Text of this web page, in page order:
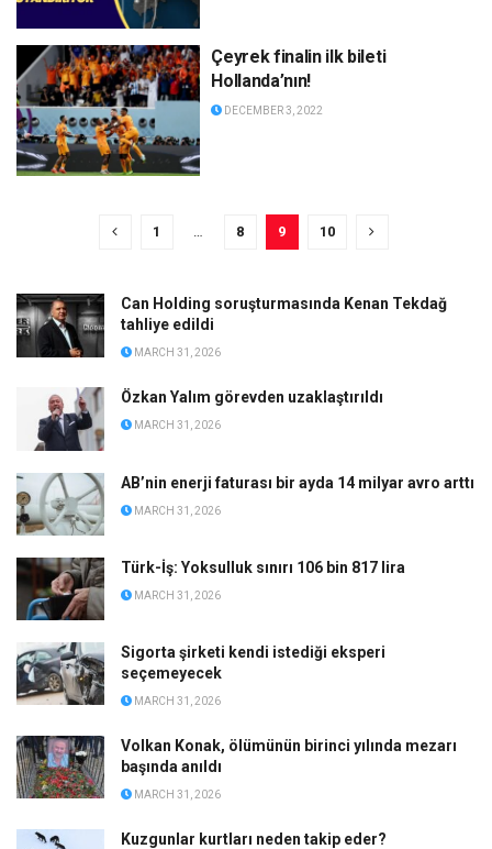
Çeyrek finalin ilk bileti
Hollanda’nın!
DECEMBER 3, 2022
1 … 8 9 10
Can Holding soruşturmasında Kenan Tekdağ
tahliye edildi
MARCH 31, 2026
Özkan Yalım görevden uzaklaştırıldı
MARCH 31, 2026
AB’nin enerji faturası bir ayda 14 milyar avro arttı
MARCH 31, 2026
Türk-İş: Yoksulluk sınırı 106 bin 817 lira
MARCH 31, 2026
Sigorta şirketi kendi istediği eksperi
seçemeyecek
MARCH 31, 2026
Volkan Konak, ölümünün birinci yılında mezarı
başında anıldı
MARCH 31, 2026
Kuzgunlar kurtları neden takip eder?